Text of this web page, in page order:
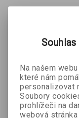
Stržená
Na našem
které nám
personalizovat
Soubory
prohlížeči na
webová